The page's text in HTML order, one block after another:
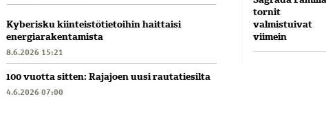
tornit
valmistuivat
viimein
Kyberisku kiinteistötietoihin haittaisi
energiarakentamista
8.6.2026 15:21
100 vuotta sitten: Rajajoen uusi rautatiesilta
4.6.2026 07:00